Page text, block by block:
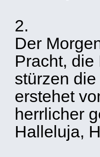
2.
Der
Pracht, die
stürzen
erstehet
herrlicher
Halleluja,